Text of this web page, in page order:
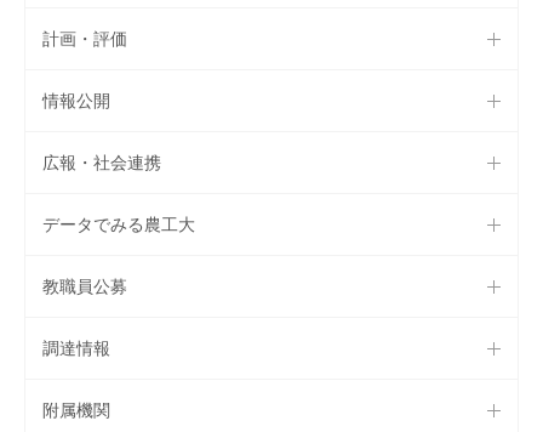
計画・評価
情報公開
広報・社会連携
データでみる農工大
教職員公募
調達情報
附属機関